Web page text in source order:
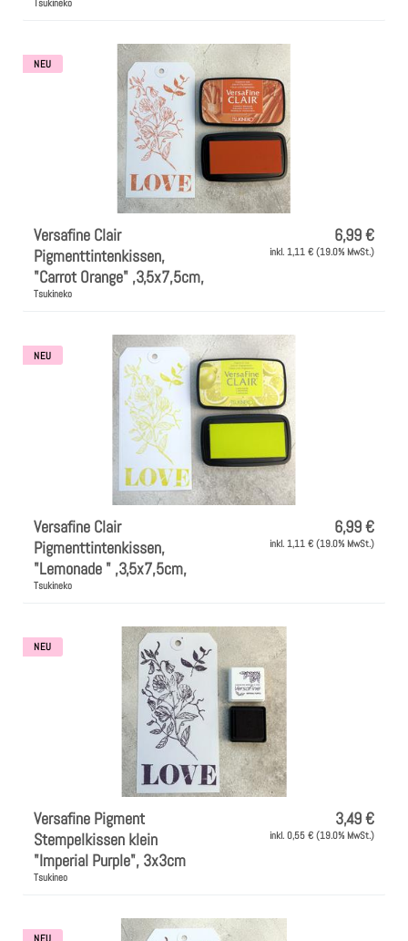
NEU
Versafine Clair
Pigmenttintenkissen,
"Carrot Orange" ,3,5x7,5cm,
Tsukineko
6,99 €
inkl. 1,11 € (19.0% MwSt.)
NEU
Versafine Clair
Pigmenttintenkissen,
"Lemonade " ,3,5x7,5cm,
Tsukineko
6,99 €
inkl. 1,11 € (19.0% MwSt.)
NEU
Versafine Pigment
Stempelkissen klein
"Imperial Purple", 3x3cm
Tsukineo
3,49 €
inkl. 0,55 € (19.0% MwSt.)
NEU